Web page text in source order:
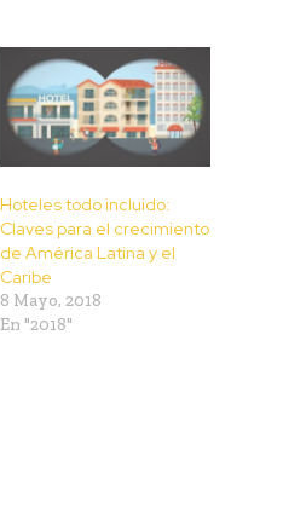
Hoteles todo incluido:
Claves para el crecimiento
de América Latina y el
Caribe
8 Mayo, 2018
En "2018"